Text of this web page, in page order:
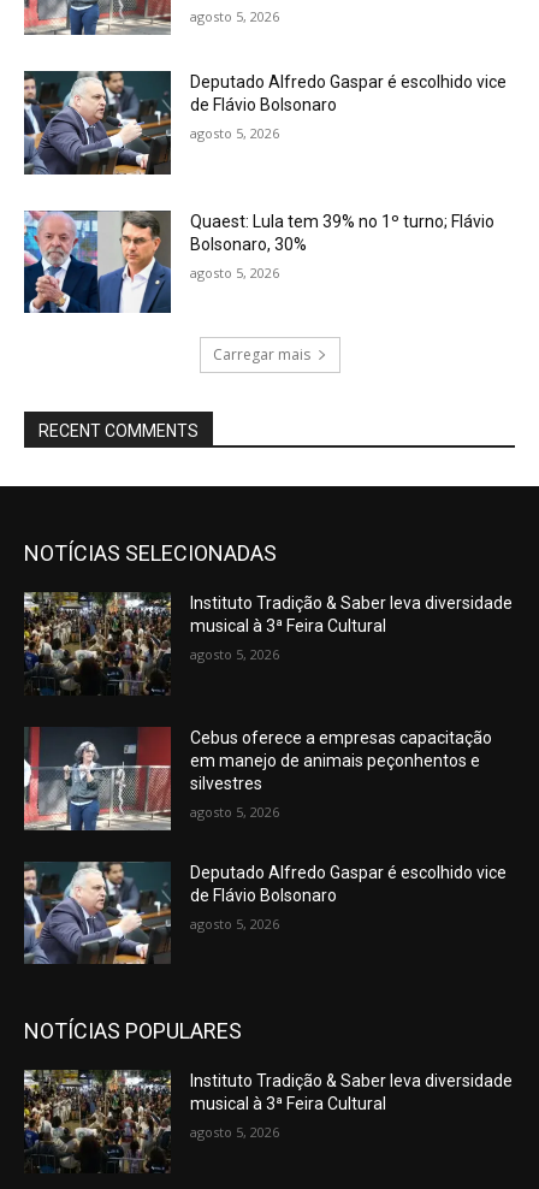
agosto 5, 2026
Deputado Alfredo Gaspar é escolhido vice
de Flávio Bolsonaro
agosto 5, 2026
Quaest: Lula tem 39% no 1º turno; Flávio
Bolsonaro, 30%
agosto 5, 2026
Carregar mais
RECENT COMMENTS
NOTÍCIAS SELECIONADAS
Instituto Tradição & Saber leva diversidade
musical à 3ª Feira Cultural
agosto 5, 2026
Cebus oferece a empresas capacitação
em manejo de animais peçonhentos e
silvestres
agosto 5, 2026
Deputado Alfredo Gaspar é escolhido vice
de Flávio Bolsonaro
agosto 5, 2026
NOTÍCIAS POPULARES
Instituto Tradição & Saber leva diversidade
musical à 3ª Feira Cultural
agosto 5, 2026